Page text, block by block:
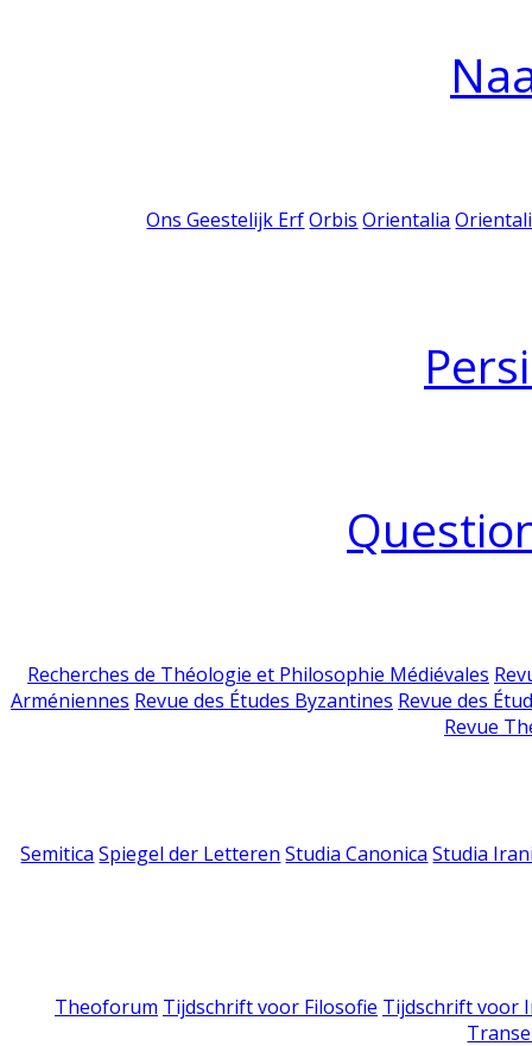
Ons Geestelijk Erf Orbis Orientalia
Recherches de Théologie et Philosophie Médiévales
Arméniennes Revue des Études Byzantines Revue des
Revue
Semitica Spiegel der Letteren Studia Canonica Studia
Theoforum Tijdschrift voor Filosofie Tijdschrift voor